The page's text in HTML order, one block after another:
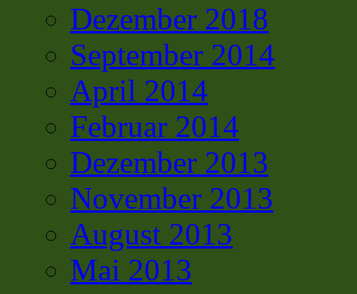
Dezember 2018
September 2014
April 2014
Februar 2014
Dezember 2013
November 2013
August 2013
Mai 2013